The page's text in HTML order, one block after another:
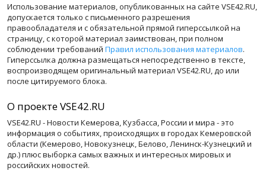
Использование материалов, опубликованных на сайте VSE42.RU,
допускается только с письменного разрешения
правообладателя и с обязательной прямой гиперссылкой на
страницу, с которой материал заимствован, при полном
соблюдении требований Правил использования материалов.
Гиперссылка должна размещаться непосредственно в тексте,
воспроизводящем оригинальный материал VSE42.RU, до или
после цитируемого блока.
О проекте VSE42.RU
VSE42.RU - Новости Кемерова, Кузбасса, России и мира - это
информация о событиях, происходящих в городах Кемеровской
области (Кемерово, Новокузнецк, Белово, Ленинск-Кузнецкий и
др.) плюс выборка самых важных и интересных мировых и
российских новостей.